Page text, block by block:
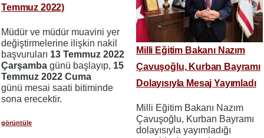
Temmuz 2022)
Müdür ve müdür muavini yer
değiştirmelerine ilişkin nakil
başvuruları 13 Temmuz 2022
Çarşamba günü başlayıp, 15
Temmuz 2022 Cuma
günü mesai saati bitiminde
sona erecektir.
görüntüle
Milli Eğitim Bakanı Nazım
Çavuşoğlu, Kurban Bayramı
Dolayısıyla Mesaj Yayımladı
Milli Eğitim Bakanı Nazım
Çavuşoğlu, Kurban Bayramı
dolayısıyla yayımladığı